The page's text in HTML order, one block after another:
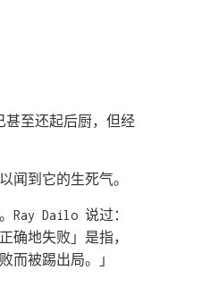
甚至还起后厨，但经
闻到它的生死气。
Ray Dailo 说过：
确地失败」是指，
而被踢出局。」